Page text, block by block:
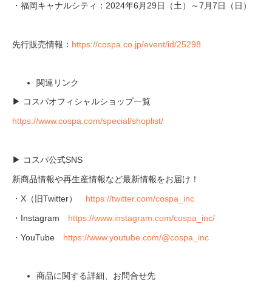
・福岡キャナルシティ：2024年6月29日（土）～7月7日（日）
先行販売情報： https://cospa.co.jp/event/id/25298
関連リンク
▶ コスパオフィシャルショップ一覧
https://www.cospa.com/special/shoplist/
▶ コスパ公式SNS
新商品情報や再生産情報など最新情報をお届け！
・X（旧Twitter） https://twitter.com/cospa_inc
・Instagram https://www.instagram.com/cospa_inc/
・YouTube https://www.youtube.com/@cospa_inc
商品に関する詳細、お問合せ先